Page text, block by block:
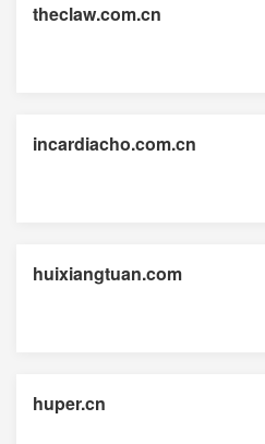
theclaw.com.cn
incardiacho.com.cn
huixiangtuan.com
huper.cn